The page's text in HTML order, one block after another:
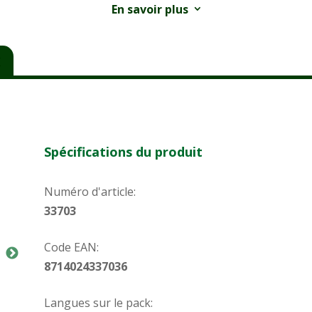
En savoir plus 3
Spécifications du produit
Numéro d'article:
33703
Code EAN:
8714024337036
Langues sur le pack: